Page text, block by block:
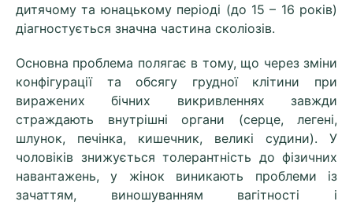
дитячому та юнацькому періоді (до 15 – 16 років)
діагностується значна частина сколіозів.
Основна проблема полягає в тому, що через зміни
конфігурації та обсягу грудної клітини при
виражених бічних викривленнях завжди
страждають внутрішні органи (серце, легені,
шлунок, печінка, кишечник, великі судини). У
чоловіків знижується толерантність до фізичних
навантажень, у жінок виникають проблеми із
зачаттям, виношуванням вагітності і